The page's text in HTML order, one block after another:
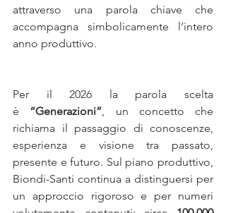
attraverso una parola chiave che
accompagna simbolicamente l’intero
anno produttivo.
Per il 2026 la parola scelta
è “Generazioni” , un concetto che
richiama il passaggio di conoscenze,
esperienza e visione tra passato,
presente e futuro. Sul piano produttivo,
Biondi-Santi continua a distinguersi per
un approccio rigoroso e per numeri